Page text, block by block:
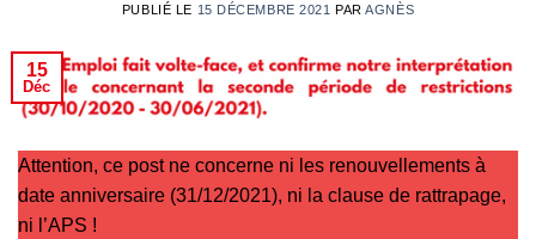
PUBLIÉ LE 15 DÉCEMBRE 2021 PARAGNÈS
15
Déc
Attention, ce post ne concerne ni les renouvellements à
date anniversaire (31/12/2021), ni la clause de rattrapage,
ni l’APS !